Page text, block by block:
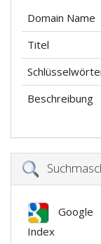
Domain Name
Titel
Beschreibung
Google
Index